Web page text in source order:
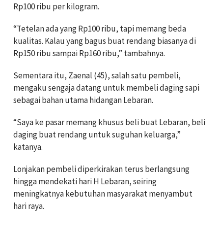
Rp100 ribu per kilogram.
“Tetelan ada yang Rp100 ribu, tapi memang beda
kualitas. Kalau yang bagus buat rendang biasanya di
Rp150 ribu sampai Rp160 ribu,” tambahnya.
Sementara itu, Zaenal (45), salah satu pembeli,
mengaku sengaja datang untuk membeli daging sapi
sebagai bahan utama hidangan Lebaran.
“Saya ke pasar memang khusus beli buat Lebaran, beli
daging buat rendang untuk suguhan keluarga,”
katanya.
Lonjakan pembeli diperkirakan terus berlangsung
hingga mendekati hari H Lebaran, seiring
meningkatnya kebutuhan masyarakat menyambut
hari raya.